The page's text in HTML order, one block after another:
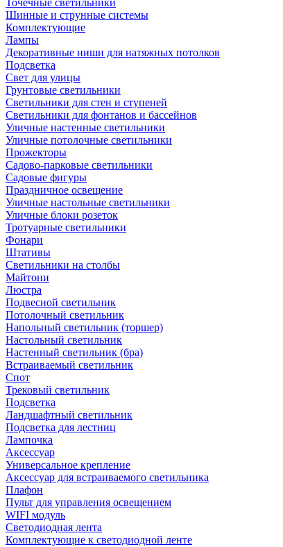
Точечные светильники
Шинные и струнные системы
Комплектующие
Лампы
Декоративные ниши для натяжных потолков
Подсветка
Свет для улицы
Грунтовые светильники
Светильники для стен и ступеней
Светильники для фонтанов и бассейнов
Уличные настенные светильники
Уличные потолочные светильники
Прожекторы
Садово-парковые светильники
Садовые фигуры
Праздничное освещение
Уличные настольные светильники
Уличные блоки розеток
Тротуарные светильники
Фонари
Штативы
Светильники на столбы
Майтони
Люстра
Подвесной светильник
Потолочный светильник
Напольный светильник (торшер)
Настольный светильник
Настенный светильник (бра)
Встраиваемый светильник
Спот
Трековый светильник
Подсветка
Ландшафтный светильник
Подсветка для лестниц
Лампочка
Аксессуар
Универсальное крепление
Аксессуар для встраиваемого светильника
Плафон
Пульт для управления освещением
WIFI модуль
Светодиодная лента
Комплектующие к светодиодной ленте